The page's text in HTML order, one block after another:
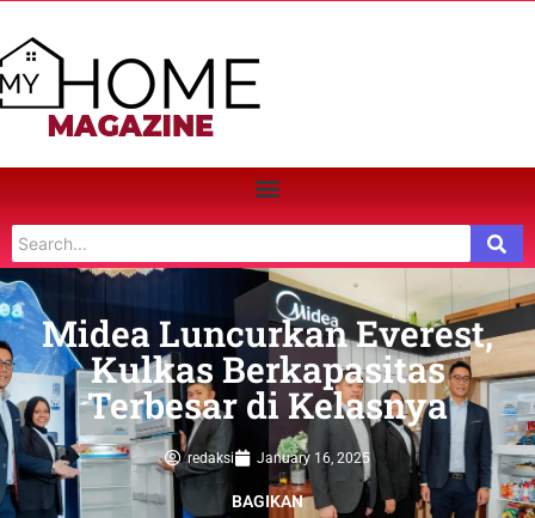
Midea Luncurkan Everest,
Kulkas Berkapasitas
Terbesar di Kelasnya
redaksi January 16, 2025
BAGIKAN